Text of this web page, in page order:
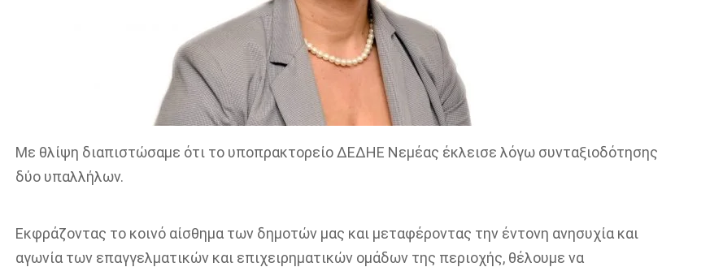
Με θλίψη διαπιστώσαμε ότι το υποπρακτορείο ΔΕΔΗΕ Νεμέας έκλεισε λόγω συνταξιοδότησης
δύο υπαλλήλων.
Εκφράζοντας το κοινό αίσθημα των δημοτών μας και μεταφέροντας την έντονη ανησυχία και
αγωνία των επαγγελματικών και επιχειρηματικών ομάδων της περιοχής, θέλουμε να